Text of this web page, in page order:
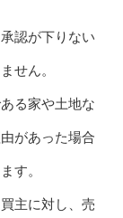
認が下りない
せん。
る家や土地な
があった場合
す。
主に対し、売